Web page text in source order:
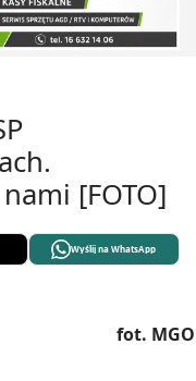
[FOTO]
Wyślij na WhatsApp